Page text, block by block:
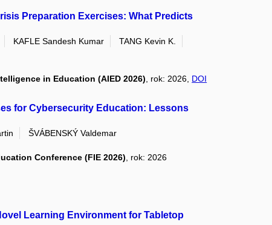
Preparation Exercises: What Predicts
KAFLE Sandesh Kumar
TANG Kevin K.
in Education (AIED 2026) , rok: 2026, DOI
for Cybersecurity Education: Lessons
ŠVÁBENSKÝ Valdemar
Conference (FIE 2026) , rok: 2026
Learning Environment for Tabletop